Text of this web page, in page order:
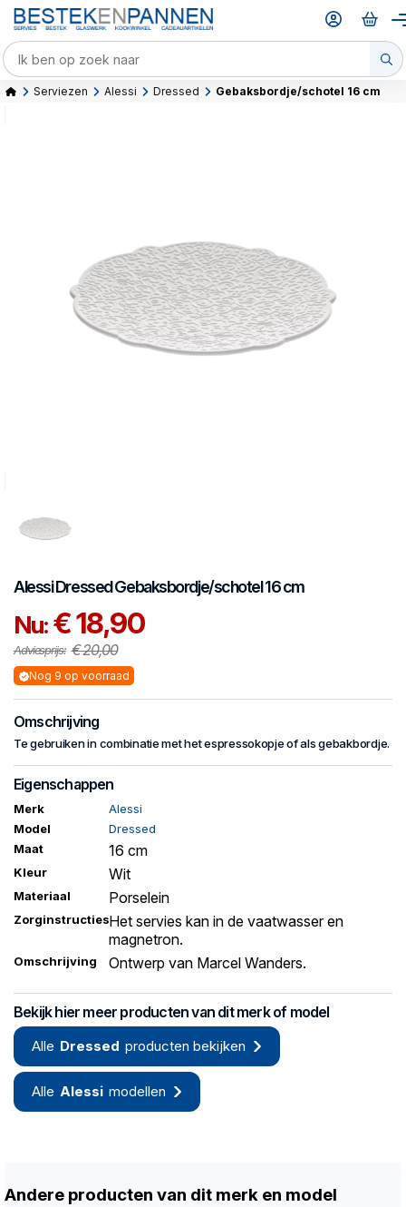
Serviezen Alessi Dressed Gebaksbordje/schotel 16 cm
AlessiDressedGebaksbordje/schotel 16 cm
Nu:€ 18,90
Adviesprijs: € 20,00
Nog 9 op voorraad
Omschrijving
Te gebruiken in combinatie met het espressokopje of als gebakbordje.
Eigenschappen
Merk
Alessi
Model
Dressed
Maat
16 cm
Kleur Wit
Materiaal Porselein
ZorginstructiesHet servies kan in de vaatwasser en
magnetron.
Omschrijving Ontwerp van Marcel Wanders.
Bekijk hier meer producten van dit merk of model
Alle Dressed producten bekijken
Alle Alessi modellen
Andere producten van dit merk en model